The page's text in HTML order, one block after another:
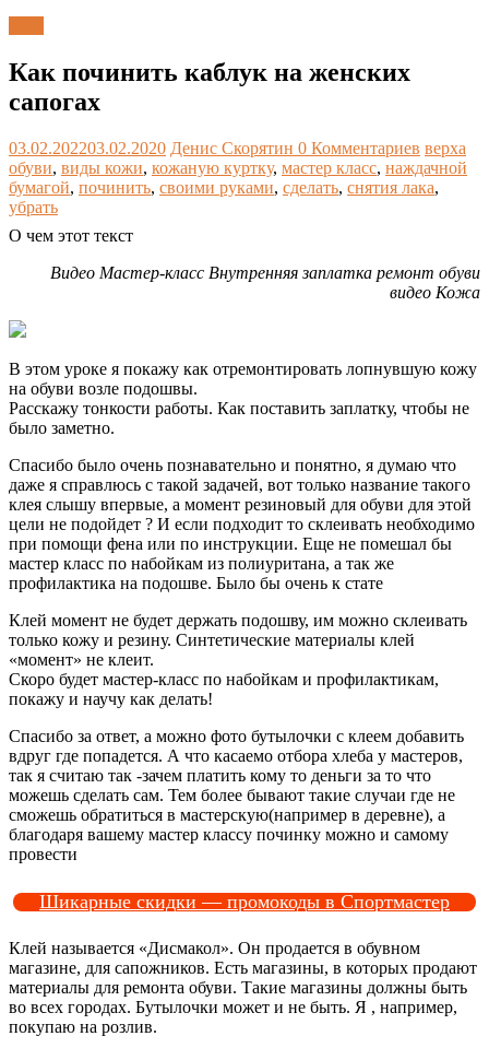
Как починить каблук на женских
сапогах
03.02.202203.02.2020 Денис Скорятин 0 Комментариев верха
обуви, виды кожи, кожаную куртку, мастер класс, наждачной
бумагой, починить, своими руками, сделать, снятия лака,
убрать
О чем этот текст
Видео Мастер-класс Внутренняя заплатка ремонт обуви
видео Кожа
В этом уроке я покажу как отремонтировать лопнувшую кожу
на обуви возле подошвы.
Расскажу тонкости работы. Как поставить заплатку, чтобы не
было заметно.
Спасибо было очень познавательно и понятно, я думаю что
даже я справлюсь с такой задачей, вот только название такого
клея слышу впервые, а момент резиновый для обуви для этой
цели не подойдет ? И если подходит то склеивать необходимо
при помощи фена или по инструкции. Еще не помешал бы
мастер класс по набойкам из полиуритана, а так же
профилактика на подошве. Было бы очень к стате
Клей момент не будет держать подошву, им можно склеивать
только кожу и резину. Синтетические материалы клей
«момент» не клеит.
Скоро будет мастер-класс по набойкам и профилактикам,
покажу и научу как делать!
Спасибо за ответ, а можно фото бутылочки с клеем добавить
вдруг где попадется. А что касаемо отбора хлеба у мастеров,
так я считаю так -зачем платить кому то деньги за то что
можешь сделать сам. Тем более бывают такие случаи где не
сможешь обратиться в мастерскую(например в деревне), а
благодаря вашему мастер классу починку можно и самому
провести
Шикарные скидки — промокоды в Спортмастер
Клей называется «Дисмакол». Он продается в обувном
магазине, для сапожников. Есть магазины, в которых продают
материалы для ремонта обуви. Такие магазины должны быть
во всех городах. Бутылочки может и не быть. Я , например,
покупаю на розлив.